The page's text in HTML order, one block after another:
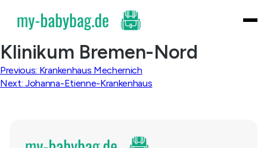
content
Klinikum Bremen-Nord
Beitragsnavigation
Previous: Krankenhaus Mechernich
Next: Johanna-Etienne-Krankenhaus